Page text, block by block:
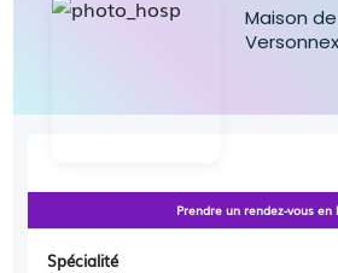
Maison
Versonnex
Prendre un rendez-vous en
Spécialité